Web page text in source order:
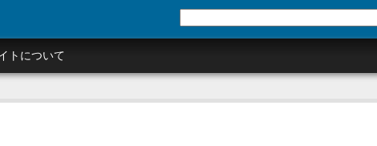
トについて